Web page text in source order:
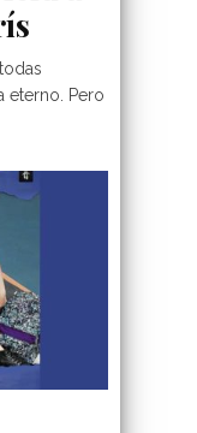
eterno. Pero